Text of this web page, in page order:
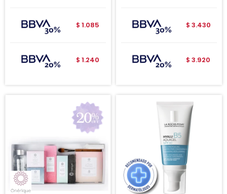
$ 1.085
$ 1.240
$ 3.430
$ 3.920